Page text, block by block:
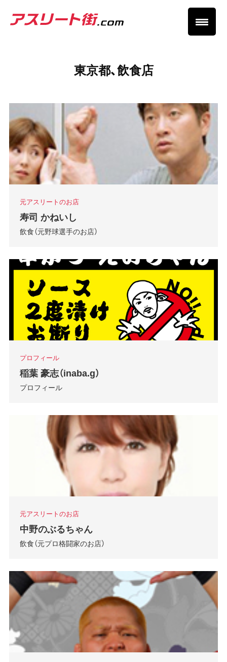
東京都、飲食店
元アスリートのお店
寿司 かねいし
飲食（元野球選手のお店）
プロフィール
稲葉 豪志（inaba.g）
プロフィール
元アスリートのお店
中野のぶるちゃん
飲食（元プロ格闘家のお店）